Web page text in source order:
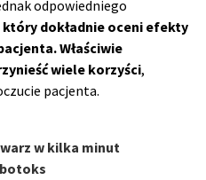
odpowiedniego
który dokładnie oceni efekty
Właściwie
wiele korzyści,
pacjenta.
w kilka minut